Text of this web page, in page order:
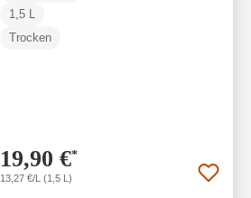
1,5 L
Trocken
19,90 €*
13,27 €/L (1,5 L)